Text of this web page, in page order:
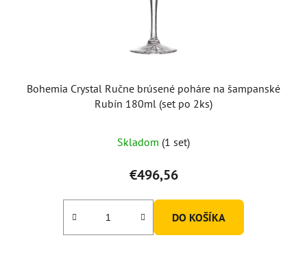
Bohemia Crystal Ručne brúsené poháre na šampanské
Rubín 180ml (set po 2ks)
Skladom (1 set)
€496,56
DO KOŠÍKA